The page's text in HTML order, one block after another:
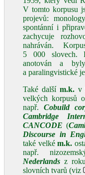
V tomto korpusu
projevů:
spontánní i
zachycuje
nahráván.
5 000 slovech.
anotován a
a paralingvistické
Také další m.k.v
velkých korpusů
např. Cobuild
Cambridge
CANCODE (
Discourse in
také velkém.k.
např.
Nederlands z
slovních tvarů (viz